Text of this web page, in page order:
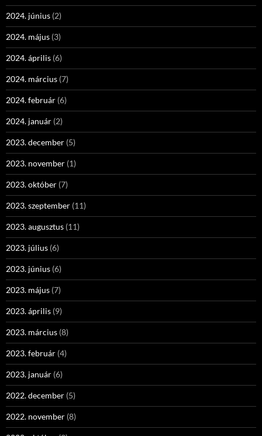
2024. június (2)
2024. május (3)
2024. április (6)
2024. március (7)
2024. február (6)
2024. január (2)
2023. december (5)
2023. november (1)
2023. október (7)
2023. szeptember (11)
2023. augusztus (11)
2023. július (6)
2023. június (6)
2023. május (7)
2023. április (9)
2023. március (8)
2023. február (4)
2023. január (6)
2022. december (5)
2022. november (8)